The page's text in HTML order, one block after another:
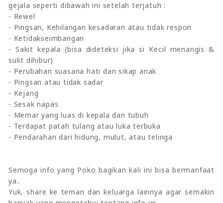
gejala seperti dibawah ini setelah terjatuh :
- Rewel
- Pingsan, Kehilangan kesadaran atau tidak respon
- Ketidakseimbangan
- Sakit kepala (bisa dideteksi jika si Kecil menangis &
sulit dihibur)
- Perubahan suasana hati dan sikap anak
- Pingsan atau tidak sadar
- Kejang
- Sesak napas
- Memar yang luas di kepala dan tubuh
- Terdapat patah tulang atau luka terbuka
- Pendarahan dari hidung, mulut, atau telinga
Semoga info yang Poko bagikan kali ini bisa bermanfaat
ya..
Yuk, share ke teman dan keluarga lainnya agar semakin